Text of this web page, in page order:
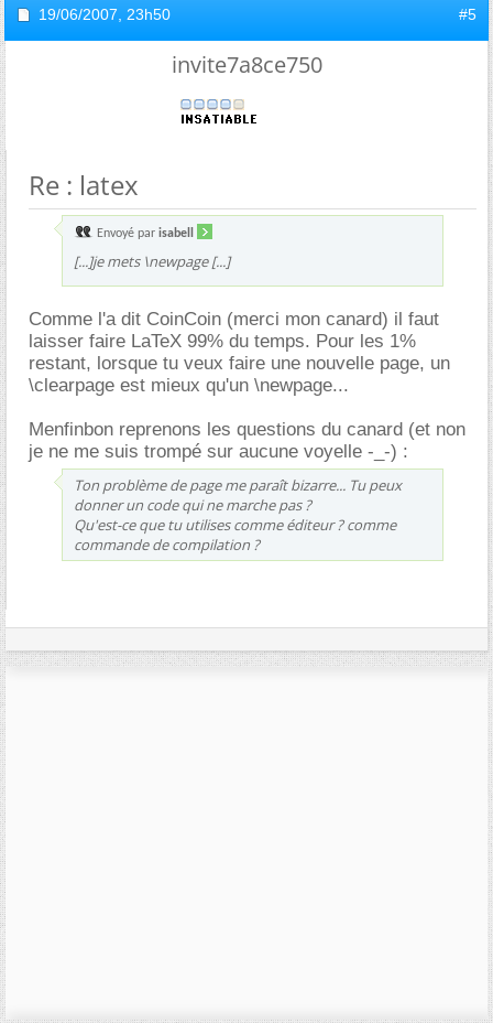
19/06/2007, 23h50 #5
invite7a8ce750
Re : latex
Envoyé par isabell
[...]je mets \newpage [...]
Comme l'a dit CoinCoin (merci mon canard) il faut
laisser faire LaTeX 99% du temps. Pour les 1%
restant, lorsque tu veux faire une nouvelle page, un
\clearpage est mieux qu'un \newpage...
Menfinbon reprenons les questions du canard (et non
je ne me suis trompé sur aucune voyelle -_-) :
Ton problème de page me paraît bizarre... Tu peux
donner un code qui ne marche pas ?
Qu'est-ce que tu utilises comme éditeur ? comme
commande de compilation ?